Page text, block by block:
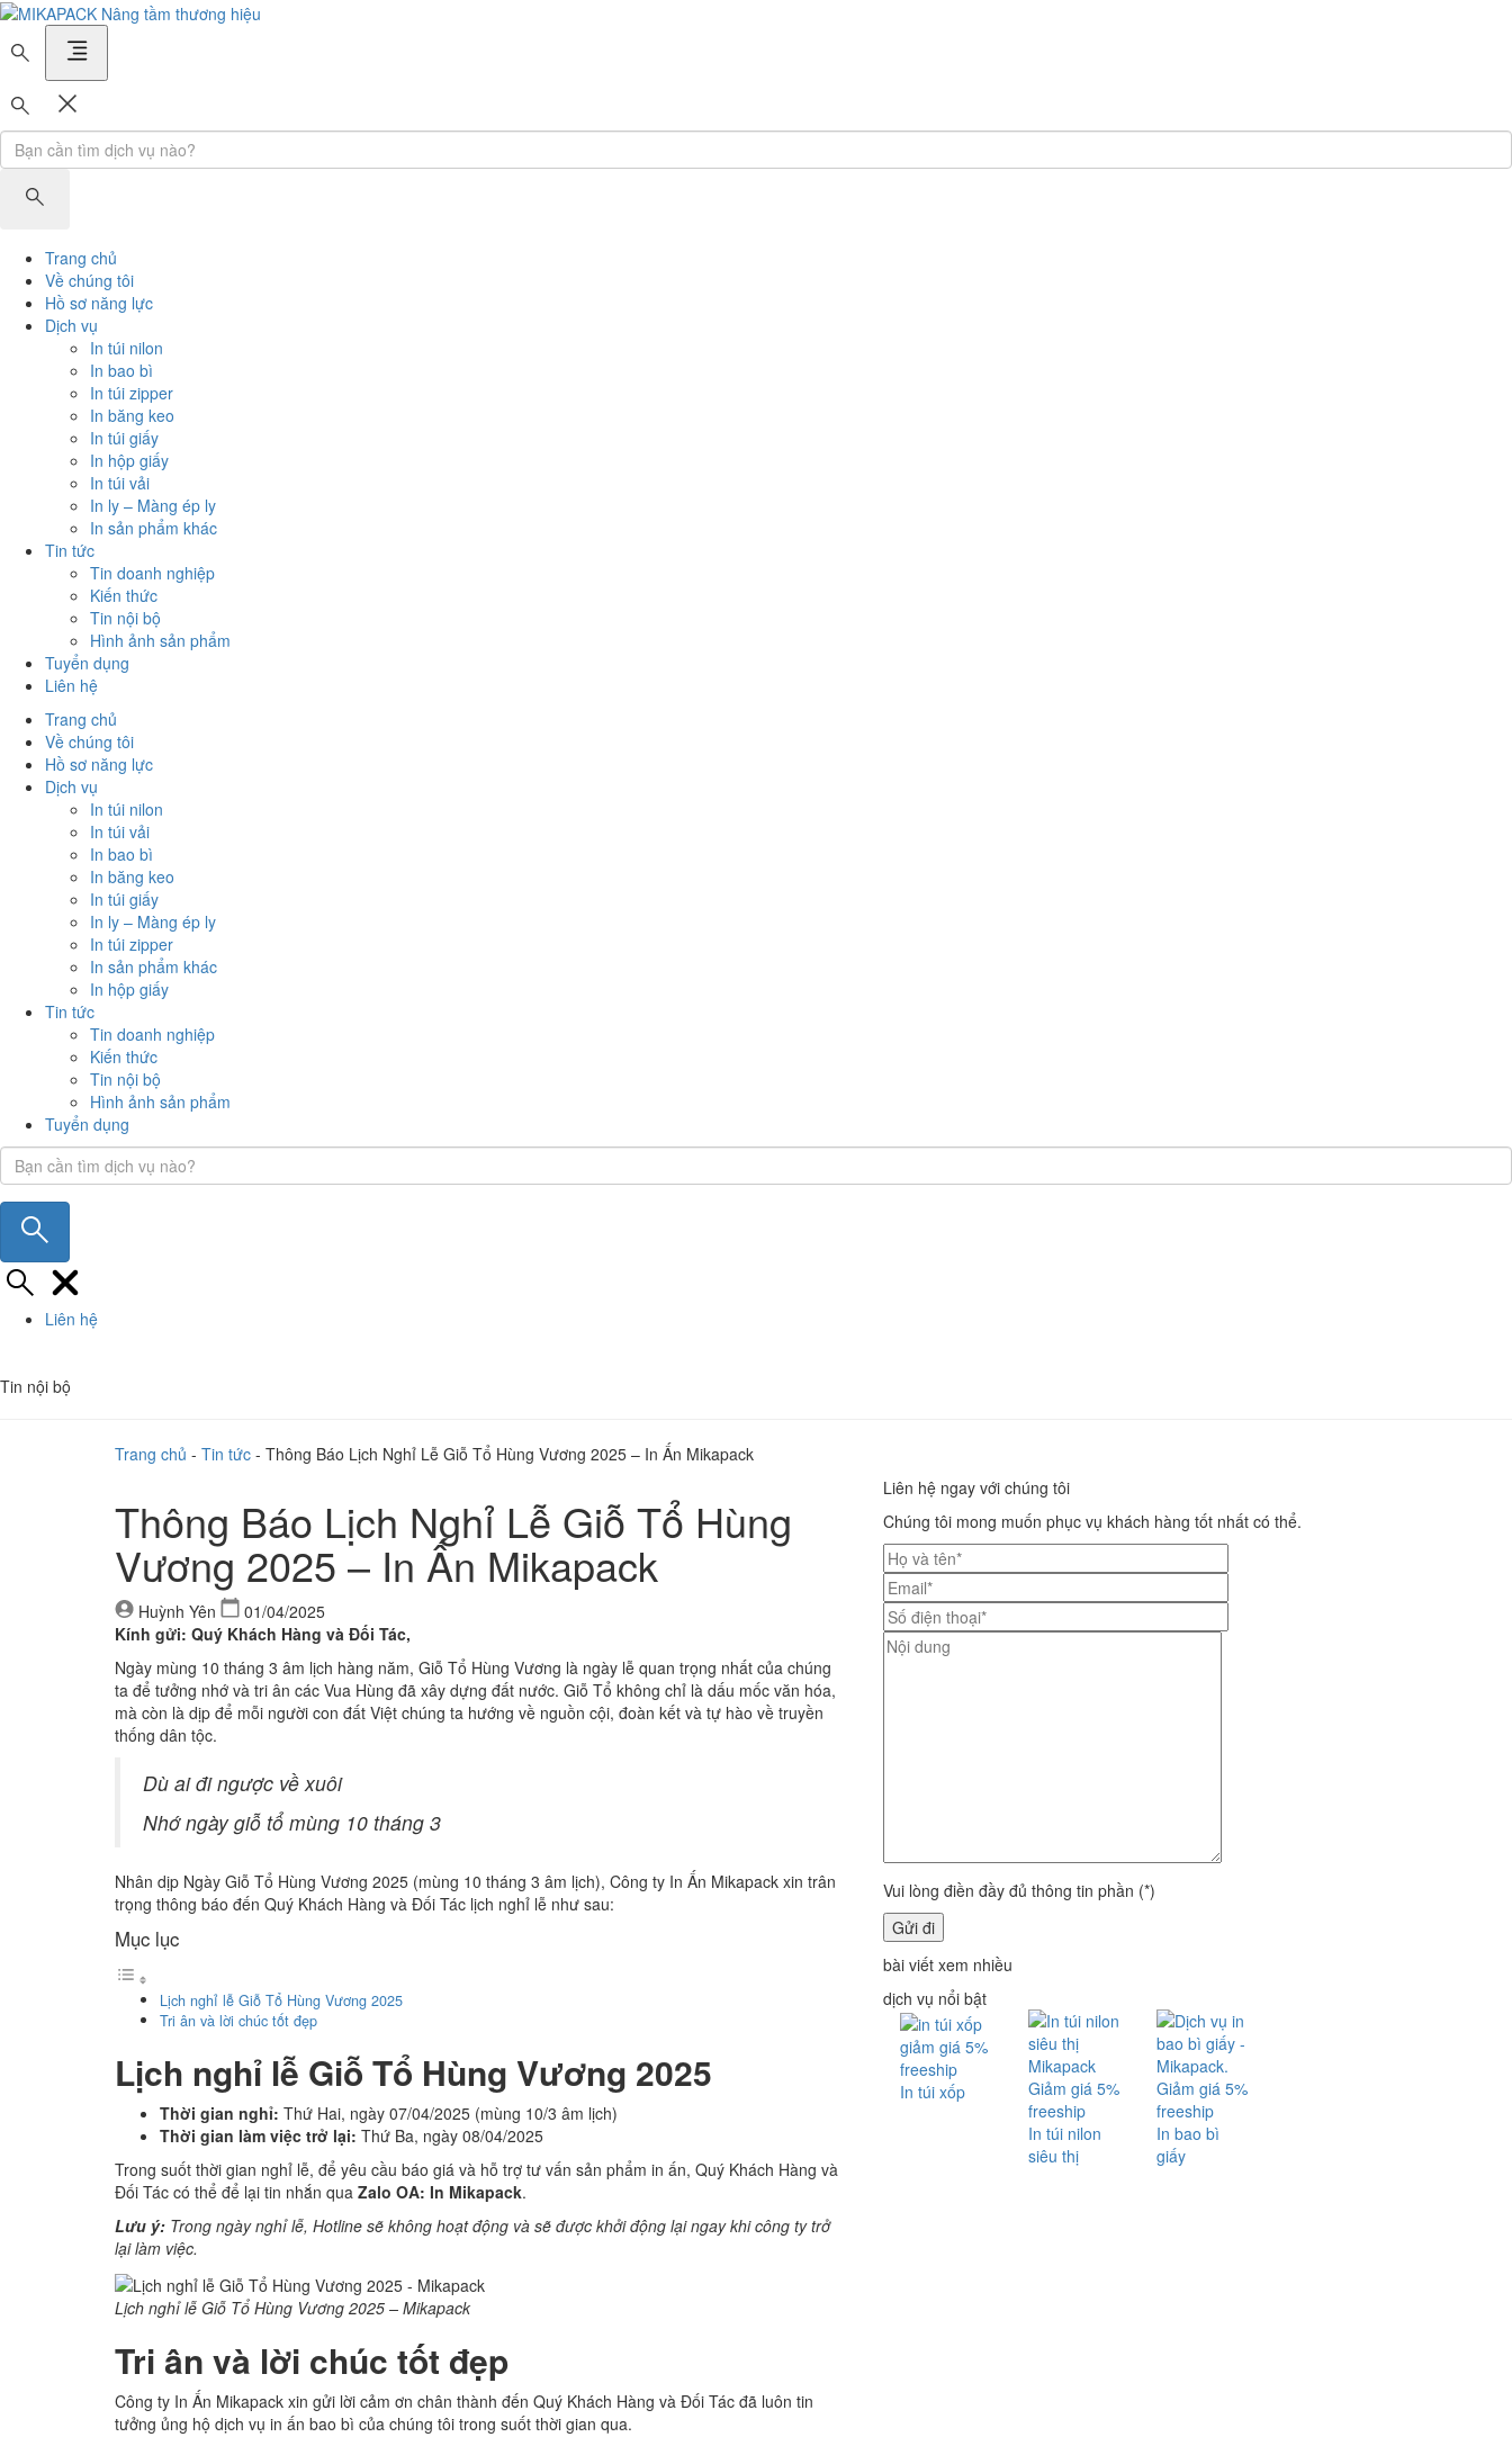
MIKAPACK Nâng tầm thương hiệu
Trang chủ
Về chúng tôi
Hồ sơ năng lực
Dịch vụ
In túi nilon
In bao bì
In túi zipper
In băng keo
In túi giấy
In hộp giấy
In túi vải
In ly – Màng ép ly
In sản phẩm khác
Tin tức
Tin doanh nghiệp
Kiến thức
Tin nội bộ
Hình ảnh sản phẩm
Tuyển dụng
Liên hệ
Trang chủ
Về chúng tôi
Hồ sơ năng lực
Dịch vụ
In túi nilon
In túi vải
In bao bì
In băng keo
In túi giấy
In ly – Màng ép ly
In túi zipper
In sản phẩm khác
In hộp giấy
Tin tức
Tin doanh nghiệp
Kiến thức
Tin nội bộ
Hình ảnh sản phẩm
Tuyển dụng
Liên hệ
Tin nội bộ
Trang chủ - Tin tức - Thông Báo Lịch Nghỉ Lễ Giỗ Tổ Hùng Vương 2025 – In Ấn Mikapack
Thông Báo Lịch Nghỉ Lễ Giỗ Tổ Hùng
Vương 2025 – In Ấn Mikapack
Huỳnh Yên
01/04/2025
Kính gửi: Quý Khách Hàng và Đối Tác,
Ngày mùng 10 tháng 3 âm lịch hàng năm, Giỗ Tổ Hùng Vương là ngày lễ quan trọng nhất của chúng
ta để tưởng nhớ và tri ân các Vua Hùng đã xây dựng đất nước. Giỗ Tổ không chỉ là dấu mốc văn hóa,
mà còn là dịp để mỗi người con đất Việt chúng ta hướng về nguồn cội, đoàn kết và tự hào về truyền
thống dân tộc.
Dù ai đi ngược về xuôi
Nhớ ngày giỗ tổ mùng 10 tháng 3
Nhân dịp Ngày Giỗ Tổ Hùng Vương 2025 (mùng 10 tháng 3 âm lịch), Công ty In Ấn Mikapack xin trân
trọng thông báo đến Quý Khách Hàng và Đối Tác lịch nghỉ lễ như sau:
Mục lục
Lịch nghỉ lễ Giỗ Tổ Hùng Vương 2025
Tri ân và lời chúc tốt đẹp
Lịch nghỉ lễ Giỗ Tổ Hùng Vương 2025
Thời gian nghỉ: Thứ Hai, ngày 07/04/2025 (mùng 10/3 âm lịch)
Thời gian làm việc trở lại: Thứ Ba, ngày 08/04/2025
Trong suốt thời gian nghỉ lễ, để yêu cầu báo giá và hỗ trợ tư vấn sản phẩm in ấn, Quý Khách Hàng và
Đối Tác có thể để lại tin nhắn qua Zalo OA: In Mikapack.
Lưu ý: Trong ngày nghỉ lễ, Hotline sẽ không hoạt động và sẽ được khởi động lại ngay khi công ty trở
lại làm việc.
Lịch nghỉ lễ Giỗ Tổ Hùng Vương 2025 – Mikapack
Tri ân và lời chúc tốt đẹp
Công ty In Ấn Mikapack xin gửi lời cảm ơn chân thành đến Quý Khách Hàng và Đối Tác đã luôn tin
tưởng ủng hộ dịch vụ in ấn bao bì của chúng tôi trong suốt thời gian qua.
Liên hệ ngay với chúng tôi
Chúng tôi mong muốn phục vụ khách hàng tốt nhất có thể.
Vui lòng điền đầy đủ thông tin phần (*)
bài viết xem nhiều
dịch vụ nổi bật
giảm giá 5%
freeship
In túi xốp
Giảm giá 5%
freeship
In túi nilon
siêu thị
Giảm giá 5%
freeship
In bao bì
giấy